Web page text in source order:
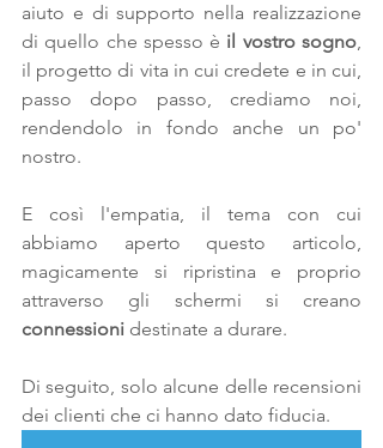
aiuto e di supporto nella realizzazione
di quello che spesso è il vostro sogno,
il progetto di vita in cui credete e in cui,
passo dopo passo, crediamo noi,
rendendolo in fondo anche un po'
nostro.
E così l'empatia, il tema con cui
abbiamo aperto questo articolo,
magicamente si ripristina e proprio
connessioni destinate a durare.
Di seguito, solo alcune delle recensioni
dei clienti che ci hanno dato fiducia.